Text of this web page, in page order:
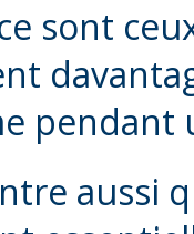
sont
pendant
aussi